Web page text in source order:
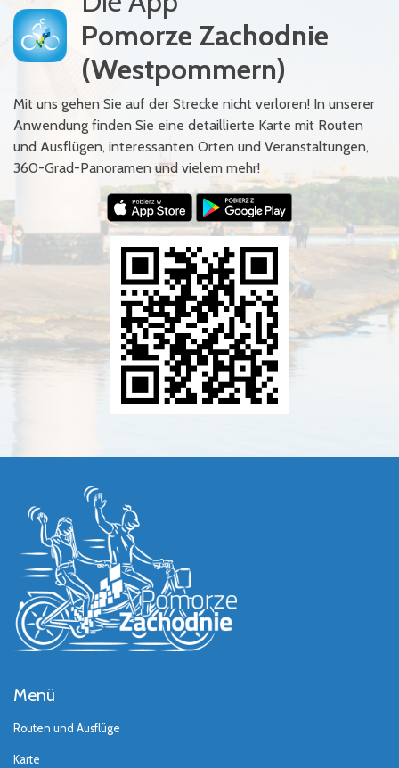
Pomorze Zachodnie
(Westpommern)
Mit uns gehen Sie auf der Strecke nicht verloren! In unserer
Anwendung finden Sie eine detaillierte Karte mit Routen
und Ausflügen, interessanten Orten und Veranstaltungen,
360-Grad-Panoramen und vielem mehr!
Menü
Routen und Ausflüge
Karte